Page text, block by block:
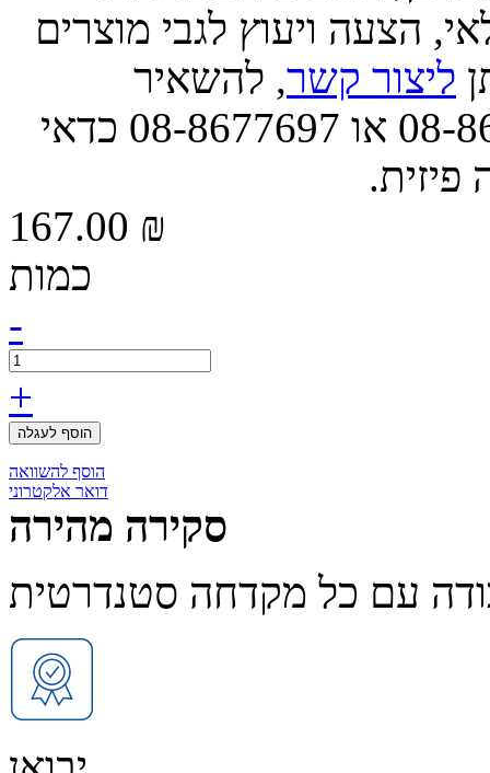
הצעה ויעוץ לגבי מוצרים
ליצור קשר, להשאיר
הודעה, או לפנות אלינו בטל' 08-8677663 או 08-8677697 כדאי
פיזית.
167.00 ₪
כמות
-
+
הוסף לעגלה
הוסף להשוואה
דואר אלקטרוני
סקירה מהירה